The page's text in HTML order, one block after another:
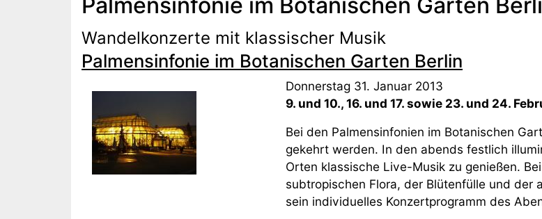
Wandelkonzerte mit klassischer Musik
Palmensinfonie im Botanischen Garten Berlin
Donnerstag 31. Januar 2013
9. und 10., 16. und 17. sowie 23. und 24.
Bei den Palmensinfonien im Botanischen
gekehrt werden. In den abends festlich
Orten klassische Live-Musik zu genießen.
subtropischen Flora, der Blütenfülle und der
sein individuelles Konzertprogramm des